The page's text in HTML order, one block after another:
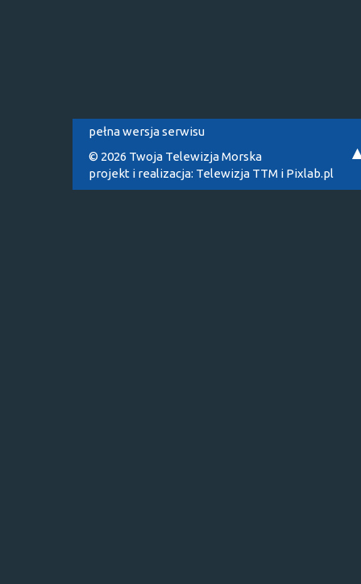
pełna wersja serwisu
© 2026 Twoja Telewizja Morska
projekt i realizacja: Telewizja TTM i Pixlab.pl